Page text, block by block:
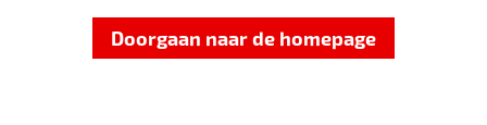
Doorgaan naar de homepage